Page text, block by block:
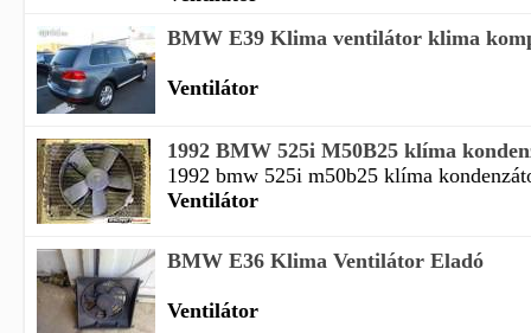
BMW E39 Klima ventilátor klima
Ventilátor
1992 BMW 525i M50B25 klíma
1992 bmw 525i m50b25 klíma
Ventilátor
BMW E36 Klima Ventilátor Eladó
Ventilátor